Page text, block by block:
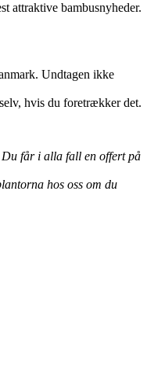
attraktive bambusnyheder.
Undtagen ikke
hvis du foretrækker det.
får i alla fall en offert på
hos oss om du